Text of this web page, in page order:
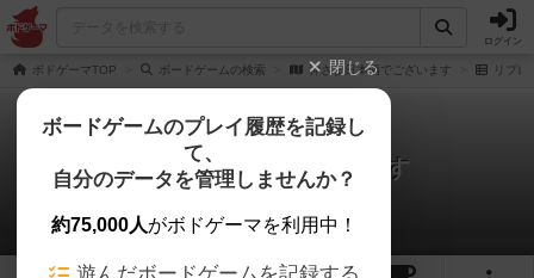
ログイン
ボドゲーマTOP ボードゲームの検索 神さま日本酒でございます リプレ
神さま日本酒でございます
0件のリプレイ日記
7 3 24
閉じる
ボードゲームのプレイ履歴を記録し
て、
自分のデータを管理しませんか？
約75,000人がボドゲーマを利用中！